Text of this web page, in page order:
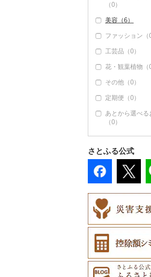
スープ（0）
豆腐・納豆（
漬物（17）
梅干（0）
キムチ（0）
その他漬物（
缶詰・瓶詰（
肉（0）
魚（0）
果物（0）
ジャム（4）
（4）
乾物（0）
燻製（スモー
その他加工品
8）
ごま油（0）
その他食用油
（0）
美容（6）
スキンケア（
化粧水・乳液
（5）
シャンプー・
（0）
入浴剤（0）
アロマ（0）
その他美容（
ファッション（0
工芸品（0）
花・観葉植物（0
その他（0）
定期便（0）
あとから選べる
（0）
さとふる公式